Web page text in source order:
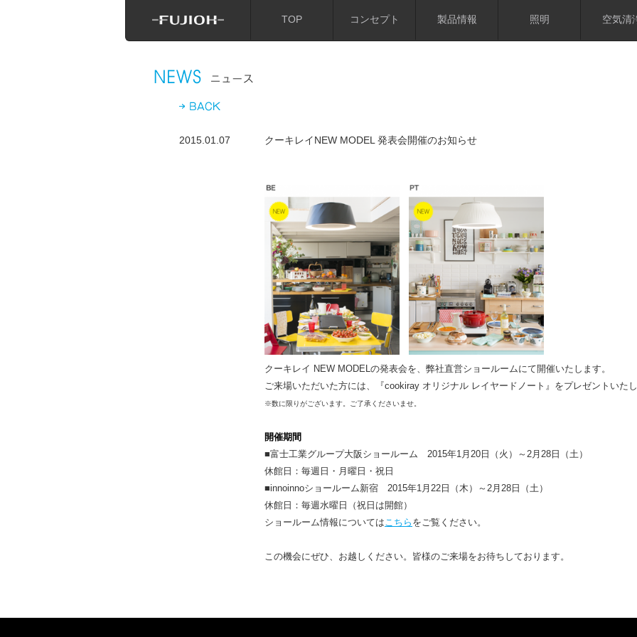
TOP コンセプト 製品情報 照明 空気清
2015.01.07 クーキレイNEW MODEL 発表会開催のお知らせ
クーキレイ NEW MODELの発表会を、弊社直営ショールームにて開催いたします。
ご来場いただいた方には、『cookiray オリジナル レイヤードノート』をプレゼントいたし
※数に限りがございます。ご了承くださいませ。
開催期間
■富士工業グループ大阪ショールーム 2015年1月20日（火）～2月28日（土）
休館日：毎週日・月曜日・祝日
■innoinnoショールーム新宿 2015年1月22日（木）～2月28日（土）
休館日：毎週水曜日（祝日は開館）
ショールーム情報についてはこちら をご覧ください。
この機会にぜひ、お越しください。皆様のご来場をお待ちしております。